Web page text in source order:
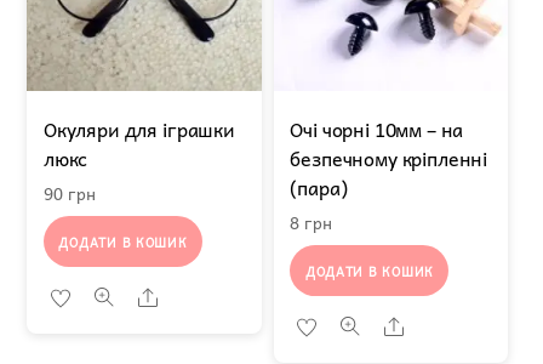
Окуляри для іграшки
люкс
90 грн
ДОДАТИ В КОШИК
Share
Очі чорні 10мм – на
безпечному кріпленні
(пара)
8 грн
ДОДАТИ В КОШИК
Share